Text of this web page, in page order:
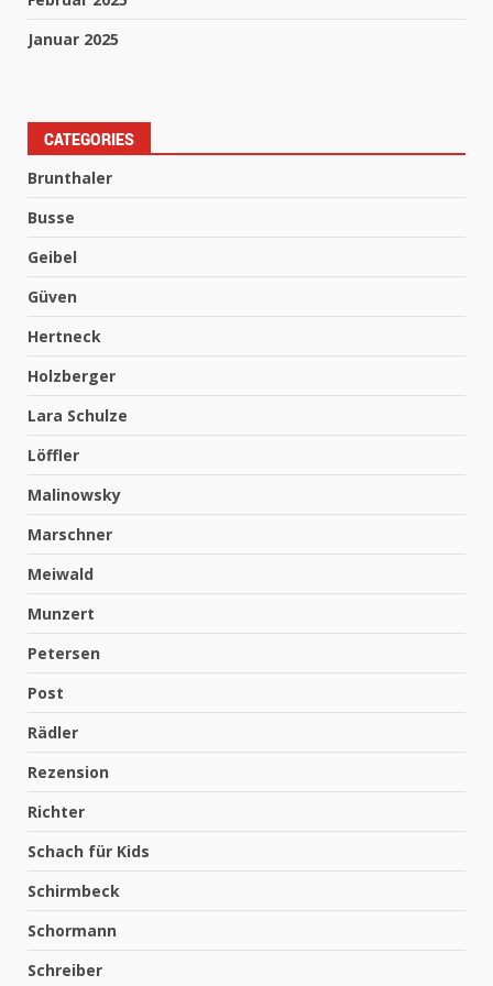
Januar 2025
CATEGORIES
Brunthaler
Busse
Geibel
Güven
Hertneck
Holzberger
Lara Schulze
Löffler
Malinowsky
Marschner
Meiwald
Munzert
Petersen
Post
Rädler
Rezension
Richter
Schach für Kids
Schirmbeck
Schormann
Schreiber